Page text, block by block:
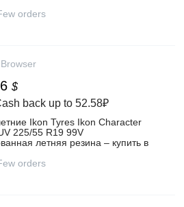
103667695124
orders
$
back up to 52.58₽
Ikon Tyres Ikon Character
225/55 R19 99V
летняя резина – купить в
103683143221
orders